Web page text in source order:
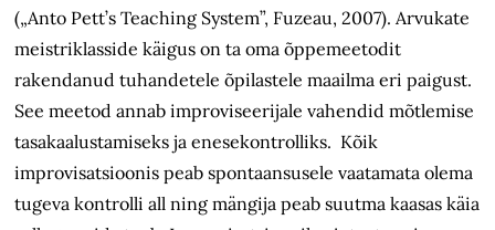
(„Anto Pett’s Teaching System”, Fuzeau, 2007). Arvukate
meistriklasside käigus on ta oma õppemeetodit
rakendanud tuhandetele õpilastele maailma eri paigust.
See meetod annab improviseerijale vahendid mõtlemise
tasakaalustamiseks ja enesekontrolliks. Kõik
improvisatsioonis peab spontaansusele vaatamata olema
tugeva kontrolli all ning mängija peab suutma kaasas käia